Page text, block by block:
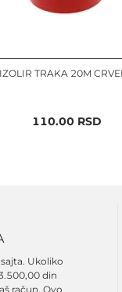
IZOLIR TRAKA 20M
110.00 RSD
Ukoliko
din
račun. Ovo